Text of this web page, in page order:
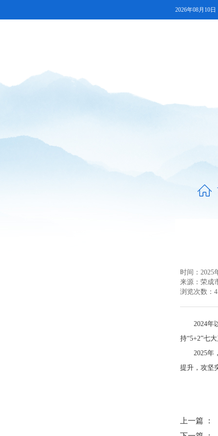
2026年08月10日
时间：2025
来源： 荣成
浏览次数：
2024年
持“5+2”七
2025年
提升，攻坚
上一篇 ：